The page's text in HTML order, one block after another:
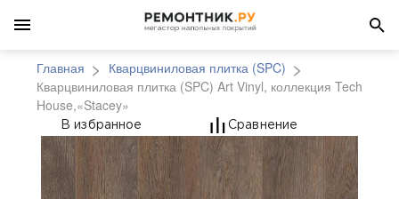
Главная
Кварцвиниловая плитка (SPC)
Кварцвиниловая плитка (SPC) Art Vinyl, коллекция Tech
House,«Stacey»
Кварцвиниловая
В избранное Сравнение